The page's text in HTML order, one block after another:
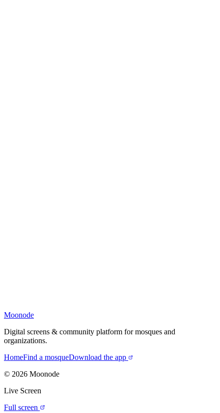
Moonode
Digital screens & community platform for mosques and
organizations.
HomeFind a mosqueDownload the app
© 2026 Moonode
Live Screen
Full screen